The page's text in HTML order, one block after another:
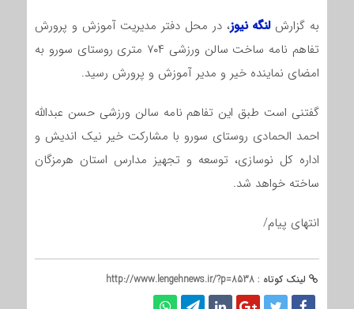
به گزارشلنگه نیوز، در محل دفتر مدیریت آموزش و پرورش
تفاهم نامه ساخت سالن ورزشی ۷۰۴ متری روستای سورو به
امضای نماینده خیر و مدیر آموزش و پرورش رسید.
گفتنی است طبق این تفاهم نامه سالن ورزشی حسن عبدالله
احمد الحمادی روستای سورو با مشارکت خیر نیک اندیش و
اداره کل نوسازی، توسعه و تجهیز مدارس استان هرمزگان
ساخته خواهد شد.
انتهای پیام/
لینک کوتاه : http://www.lengehnews.ir/?p=8538